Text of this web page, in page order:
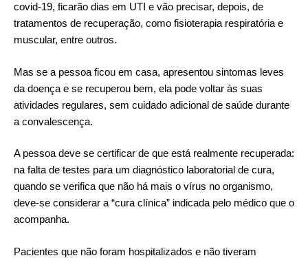
covid-19, ficarão dias em UTI e vão precisar, depois, de
tratamentos de recuperação, como fisioterapia respiratória e
muscular, entre outros.
Mas se a pessoa ficou em casa, apresentou sintomas leves
da doença e se recuperou bem, ela pode voltar às suas
atividades regulares, sem cuidado adicional de saúde durante
a convalescença.
A pessoa deve se certificar de que está realmente recuperada:
na falta de testes para um diagnóstico laboratorial de cura,
quando se verifica que não há mais o vírus no organismo,
deve-se considerar a “cura clínica” indicada pelo médico que o
acompanha.
Pacientes que não foram hospitalizados e não tiveram